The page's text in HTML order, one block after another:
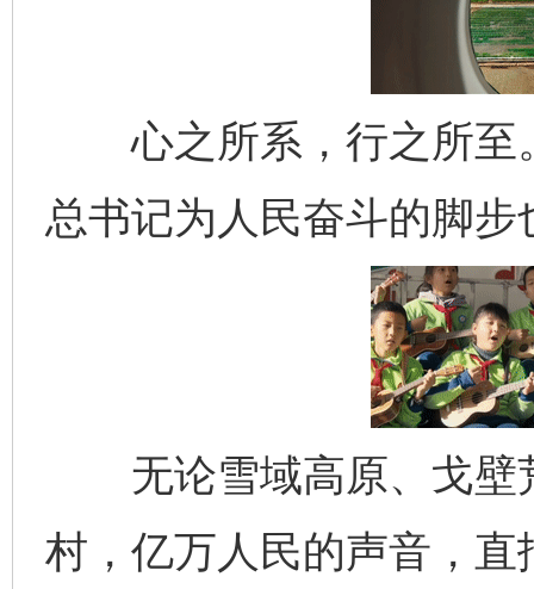
心之所系，行之所至
总书记为人民奋斗的脚步
无论雪域高原、戈壁
村，亿万人民的声音，